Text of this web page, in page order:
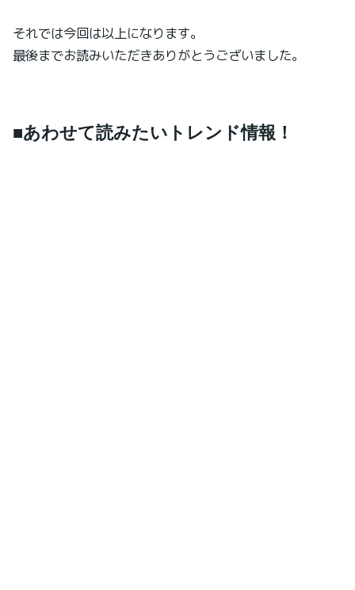
それでは今回は以上になります。
最後までお読みいただきありがとうございました。
■あわせて読みたいトレンド情報！